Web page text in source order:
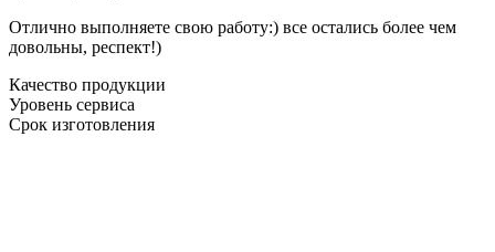
Отлично выполняете свою работу:) все остались более чем
довольны, респект!)
Качество продукции
Уровень сервиса
Срок изготовления